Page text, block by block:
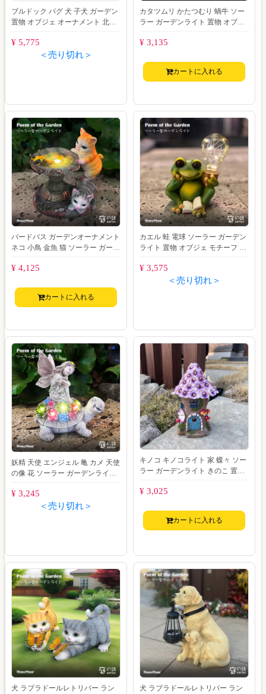
ブルドック パグ 犬 子犬 ガーデン
置物 オブジェ オーナメント 北欧
¥ 5,775
＜売り切れ＞
カタツムリ かたつむり 蝸牛 ソー
ラー ガーデンライト 置物 オブジ
庭
¥ 3,135
カートに入れる
バードバス ガーデンオーナメント
ネコ 小鳥 金魚 猫 ソーラー ガーデ
ガ
¥ 4,125
カートに入れる
カエル 蛙 電球 ソーラー ガーデン
ライト 置物 オブジェ モチーフ ガ
¥ 3,575
＜売り切れ＞
妖精 天使 エンジェル 亀 カメ 天使
の像 花 ソーラー ガーデンライト
¥ 3,245
＜売り切れ＞
キノコ キノコライト 家 蝶々 ソー
ラー ガーデンライト きのこ 置物
風
¥ 3,025
カートに入れる
犬 ラブラドールレトリバー ラン
犬 ラブラドールレトリバー ラン